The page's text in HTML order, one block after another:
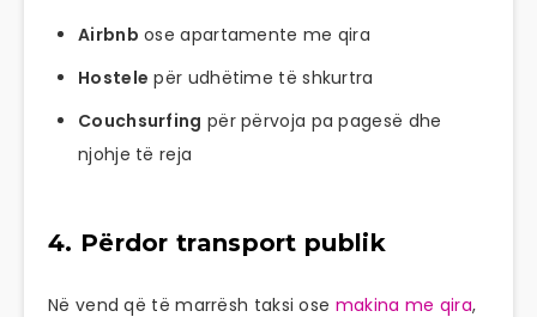
Airbnb ose apartamente me qira
Hostele për udhëtime të shkurtra
Couchsurfing për përvoja pa pagesë dhe
njohje të reja
4. Përdor transport publik
Në vend që të marrësh taksi ose makina me qira,